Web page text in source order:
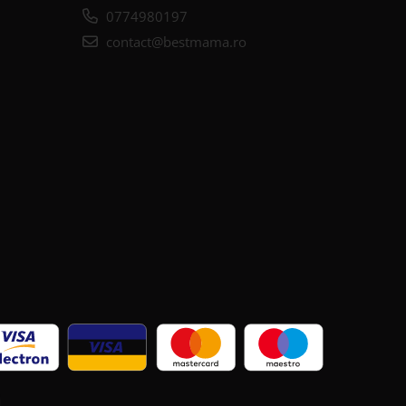
0774980197
contact@bestmama.ro